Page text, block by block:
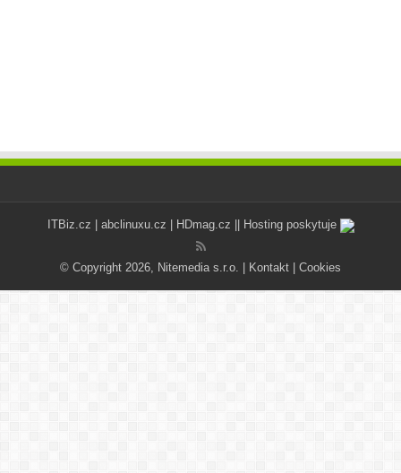
ITBiz.cz abclinuxu.cz HDmag.cz || Hosting poskytuje
© Copyright 2026, Nitemedia s.r.o. | Kontakt Cookies